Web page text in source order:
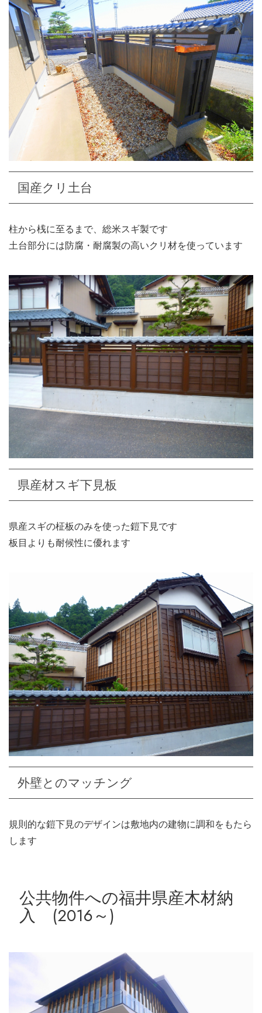
国産クリ土台
柱から桟に至るまで、総米スギ製です
土台部分には防腐・耐腐製の高いクリ材を使っています
県産材スギ下見板
県産スギの柾板のみを使った鎧下見です
板目よりも耐候性に優れます
外壁とのマッチング
規則的な鎧下見のデザインは敷地内の建物に調和をもたら
します
公共物件への福井県産木材納
入 (2016～)